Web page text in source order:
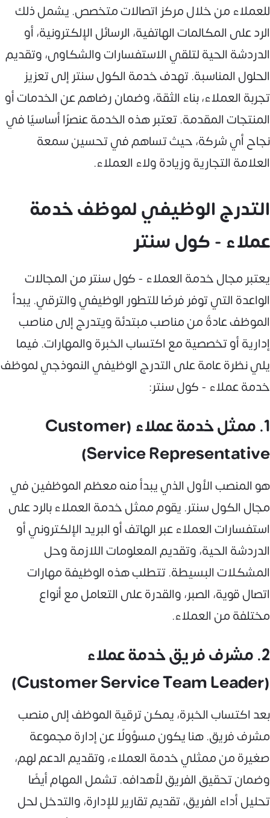
للعملاء من خلال مركز اتصالات متخصص. يشمل ذلك
الرد على المكالمات الهاتفية، الرسائل الإلكترونية، أو
الدردشة الحية لتلقي الاستفسارات والشكاوى، وتقديم
الحلول المناسبة. تهدف خدمة الكول سنتر إلى تعزيز
تجربة العملاء، بناء الثقة، وضمان رضاهم عن الخدمات أو
المنتجات المقدمة. تعتبر هذه الخدمة عنصرًا أساسيًا في
نجاح أي شركة، حيث تساهم في تحسين سمعة
العلامة التجارية وزيادة ولاء العملاء.
التدرج الوظيفي لموظف خدمة
عملاء - كول سنتر
يعتبر مجال خدمة العملاء - كول سنتر من المجالات
الواعدة التي توفر فرصًا للتطور الوظيفي والترقي. يبدأ
الموظف عادةً من مناصب مبتدئة ويتدرج إلى مناصب
إدارية أو تخصصية مع اكتساب الخبرة والمهارات. فيما
يلي نظرة عامة على التدرج الوظيفي النموذجي لموظف
خدمة عملاء - كول سنتر:
1. ممثل خدمة عملاء (Customer
Service Representative)
هو المنصب الأول الذي يبدأ منه معظم الموظفين في
مجال الكول سنتر. يقوم ممثل خدمة العملاء بالرد على
استفسارات العملاء عبر الهاتف أو البريد الإلكتروني أو
الدردشة الحية، وتقديم المعلومات اللازمة وحل
المشكلات البسيطة. تتطلب هذه الوظيفة مهارات
اتصال قوية، الصبر، والقدرة على التعامل مع أنواع
مختلفة من العملاء.
2. مشرف فريق خدمة عملاء
(Customer Service Team Leader)
بعد اكتساب الخبرة، يمكن ترقية الموظف إلى منصب
مشرف فريق. هنا يكون مسؤولًا عن إدارة مجموعة
صغيرة من ممثلي خدمة العملاء، وتقديم الدعم لهم،
وضمان تحقيق الفريق لأهدافه. تشمل المهام أيضًا
تحليل أداء الفريق، تقديم تقارير للإدارة، والتدخل لحل